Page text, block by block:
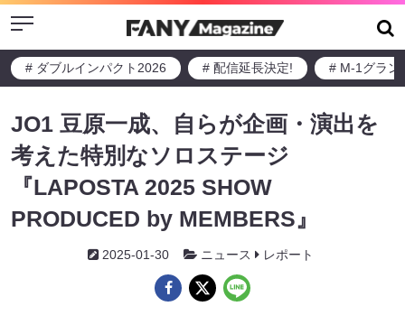
Menu
# ダブルインパクト2026 # 配信延長決定! # M-1グラン
JO1 豆原一成、自らが企画・演出を
考えた特別なソロステージ
『LAPOSTA 2025 SHOW
PRODUCED by MEMBERS』
2025-01-30 ニュース レポート